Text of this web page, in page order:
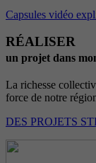
Capsules vidéo
RÉALISER
un projet dans
La richesse
force de notre
DES PROJETS